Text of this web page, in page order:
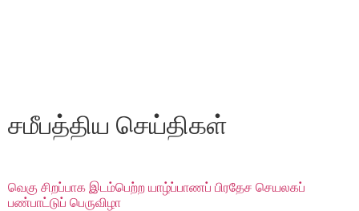
சமீபத்திய செய்திகள்
வெகு சிறப்பாக இடம்பெற்ற யாழ்ப்பாணப் பிரதேச செயலகப்
பண்பாட்டுப் பெருவிழா